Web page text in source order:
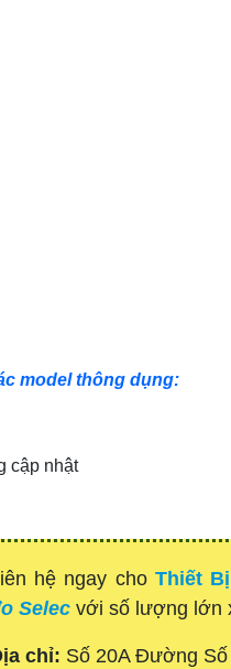
model thông dụng:
cập nhật
hệ ngay cho Thiết
Selec với số lượng lớn
chỉ: Số 20A Đường